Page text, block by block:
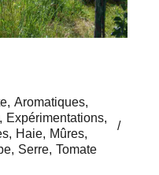
Aromatiques
Expérimentations
Haie
Mûres
Serre Tomate